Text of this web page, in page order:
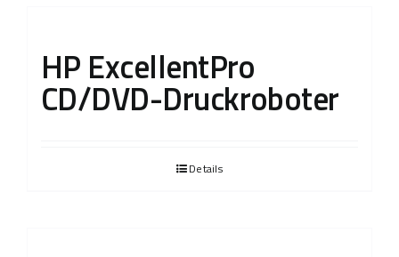
HP ExcellentPro
CD/DVD-Druckroboter
Details